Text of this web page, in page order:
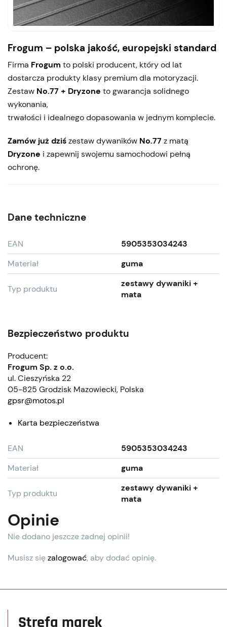
Frogum – polska jakość, europejski standard
Firma Frogum to polski producent, który od lat
dostarcza produkty klasy premium dla motoryzacji.
Zestaw No.77 + Dryzone to gwarancja solidnego
wykonania,
trwałości i idealnego dopasowania w jednym komplecie.
Zamów już dziśzestaw dywaników No.77 z matą
Dryzone i zapewnij swojemu samochodowi pełną
ochronę.
Dane techniczne
EAN
5905353034243
Materiał
guma
Typ produktu
zestawy dywaniki +
mata
Bezpieczeństwo produktu
Producent:
Frogum Sp. z o.o.
ul. Cieszyńska 22
05-825 Grodzisk Mazowiecki, Polska
gpsr@motos.pl
Karta bezpieczeństwa
EAN
5905353034243
Materiał
guma
Typ produktu
zestawy dywaniki +
mata
Opinie
Nie dodano jeszcze żadnej opinii!
Musisz sięzalogować, aby dodać opinię.
Strefa marek